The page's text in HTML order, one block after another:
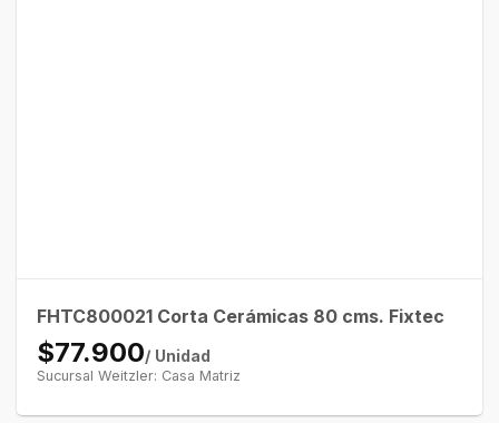
FHTC800021 Corta Cerámicas 80 cms. Fixtec
$77.900/ Unidad
Sucursal Weitzler: Casa Matriz